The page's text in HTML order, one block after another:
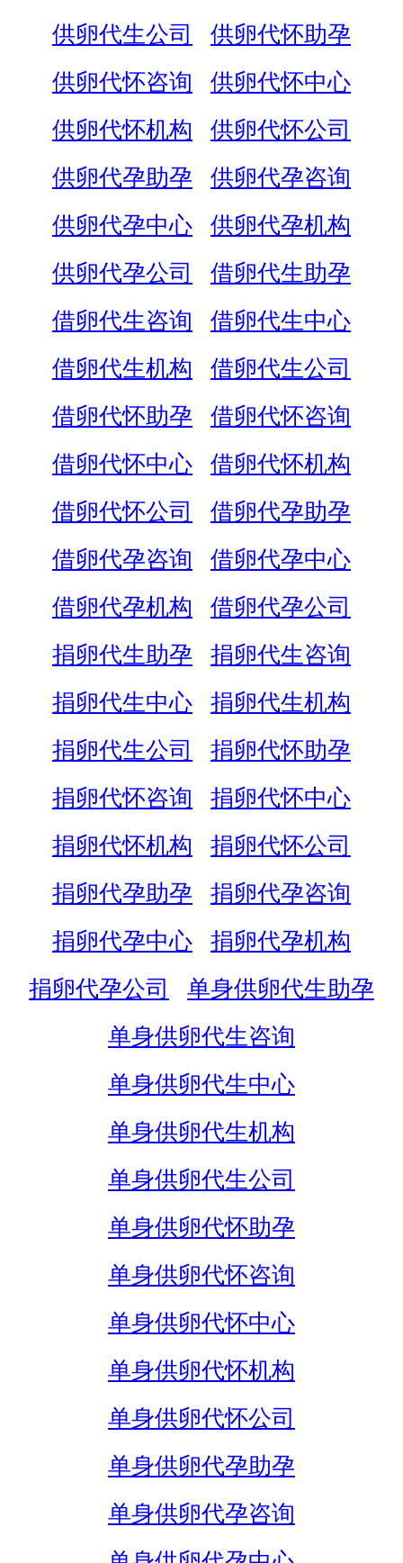
供卵代生公司
供卵代怀助孕
供卵代怀咨询
供卵代怀中心
供卵代怀机构
供卵代怀公司
供卵代孕助孕
供卵代孕咨询
供卵代孕中心
供卵代孕机构
供卵代孕公司
借卵代生助孕
借卵代生咨询
借卵代生中心
借卵代生机构
借卵代生公司
借卵代怀助孕
借卵代怀咨询
借卵代怀中心
借卵代怀机构
借卵代怀公司
借卵代孕助孕
借卵代孕咨询
借卵代孕中心
借卵代孕机构
借卵代孕公司
捐卵代生助孕
捐卵代生咨询
捐卵代生中心
捐卵代生机构
捐卵代生公司
捐卵代怀助孕
捐卵代怀咨询
捐卵代怀中心
捐卵代怀机构
捐卵代怀公司
捐卵代孕助孕
捐卵代孕咨询
捐卵代孕中心
捐卵代孕机构
捐卵代孕公司
单身供卵代生助孕
单身供卵代生咨询
单身供卵代生中心
单身供卵代生机构
单身供卵代生公司
单身供卵代怀助孕
单身供卵代怀咨询
单身供卵代怀中心
单身供卵代怀机构
单身供卵代怀公司
单身供卵代孕助孕
单身供卵代孕咨询